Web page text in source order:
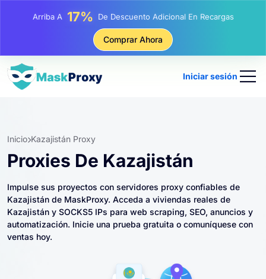
Arriba A 25% Descuento En Compras Estáticas IP
81% Descuento En Compras Rotativas IP
Comprar Ahora
Iniciar sesión
Inicio Kazajistán Proxy
Proxies De Kazajistán
Impulse sus proyectos con servidores proxy confiables de
Kazajistán de MaskProxy. Acceda a viviendas reales de
Kazajistán y SOCKS5 IPs para web scraping, SEO, anuncios y
automatización. Inicie una prueba gratuita o comuníquese con
ventas hoy.